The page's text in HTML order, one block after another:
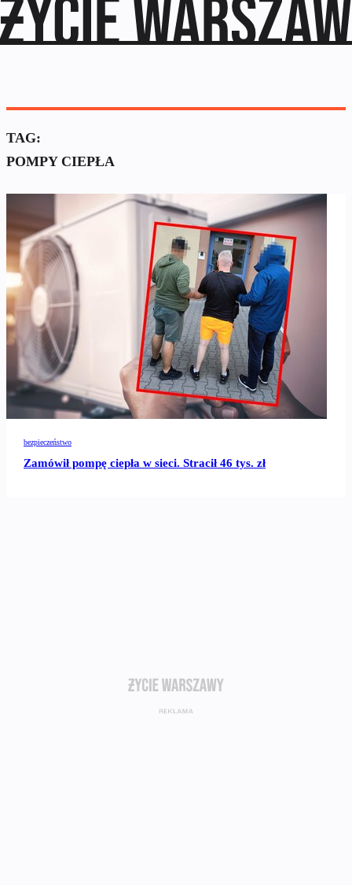
TAG:
POMPY CIEPŁA
bezpieczeństwo
Zamówił pompę ciepła w sieci. Stracił 46 tys. zł